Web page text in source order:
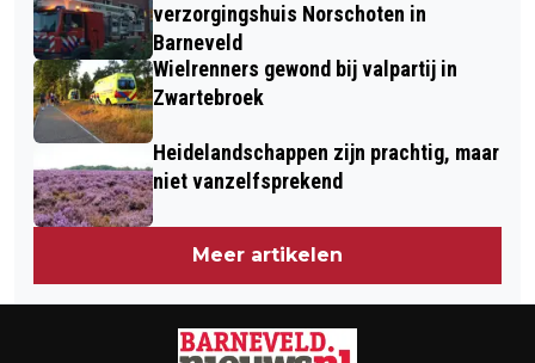
verzorgingshuis Norschoten in
Barneveld
Wielrenners gewond bij valpartij in
Zwartebroek
Heidelandschappen zijn prachtig, maar
niet vanzelfsprekend
Meer artikelen